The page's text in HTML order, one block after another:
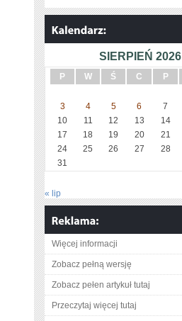
SIERPIEŃ 2026
P W Ś C P
3
4 5 6 7
10
11 12 13 14
17
18 19 20 21
24
25 26 27 28
31
« lip
Więcej informacji
Zobacz pełną wersję
Zobacz pełen artykuł tutaj
Przeczytaj więcej tutaj